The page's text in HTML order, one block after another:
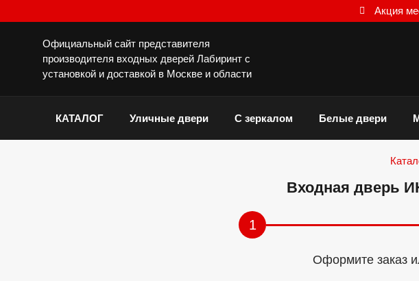
Акция
Официальный сайт представителя
производителя входных дверей Лабиринт с
установкой и доставкой в Москве и области
КАТАЛОГ Уличные двери С зеркалом Белые двери
Входная дверь
1
Оформите заказ